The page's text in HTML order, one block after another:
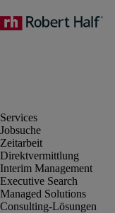
Jobsuche
Zeitarbeit
Direktvermittlung
Interim Management
Executive Search
Managed Solutions
Consulting-Lösungen